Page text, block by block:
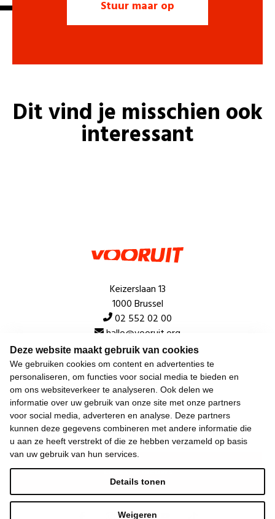
Deze website maakt gebruik van cookies
We gebruiken cookies om content en advertenties te
personaliseren, om functies voor social media te bieden en
om ons websiteverkeer te analyseren. Ook delen we
informatie over uw gebruik van onze site met onze partners
voor social media, adverteren en analyse. Deze partners
kunnen deze gegevens combineren met andere informatie die
u aan ze heeft verstrekt of die ze hebben verzameld op basis
van uw gebruik van hun services.
Weigeren
Details tonen
Dit vind je misschien ook
interessant
Keizerslaan 13
1000 Brussel
02 552 02 00
hallo@vooruit.org
Snel
Over de beweging
Algemeen
Laatste nieuws